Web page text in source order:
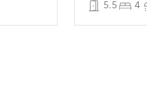
5.5 4